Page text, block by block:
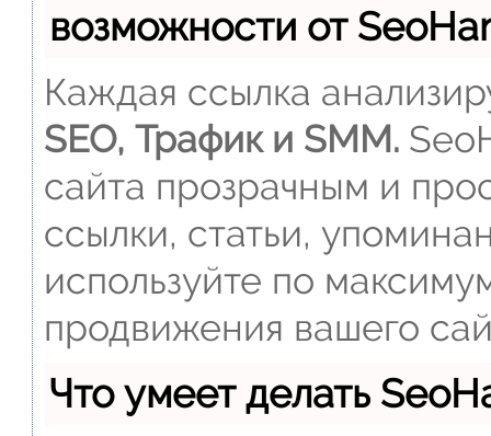
возможности от
Каждая ссылка
SEO, Трафик и SMM.
сайта прозрачным и
ссылки, статьи,
используйте по
продвижения вашего
Что умеет делать